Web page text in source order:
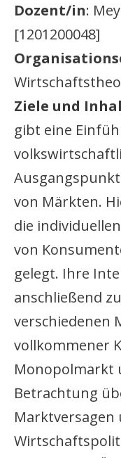
Dozent/in:
[1201200048]
Ziele und
gibt eine
von Märkten.
die
von
gelegt. Ihre
anschließend
verschiedenen
vollkommener
Monopolmarkt
Betrachtung
Marktversagen